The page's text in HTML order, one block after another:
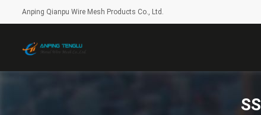
Anping Qianpu Wire Mesh Products Co., Ltd.